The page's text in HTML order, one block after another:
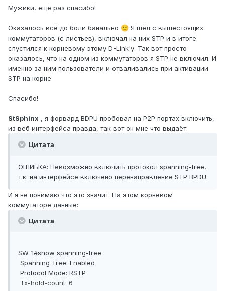
Мужики, ещё раз спасибо!
Оказалось всё до боли банально 🙂 Я шёл с вышестоящих
коммутаторов (с листьев), включал на них STP и в итоге
спустился к корневому этому D-Link'у. Так вот просто
оказалось, что на одном из коммутаторов я STP не включил. И
именно за ним пользователи и отваливались при активации
STP на корне.
Спасибо!
StSphinx , я форвард BDPU пробовал на P2P портах включить,
из веб интерфейса правда, так вот он мне что выдаёт:
Цитата
ОШИБКА: Невозможно включить протокол spanning-tree,
т.к. на интерфейсе включено перенаправление STP BPDU.
И я не понимаю что это значит. На этом корневом
коммутаторе данные:
Цитата
SW-1#show spanning-tree
Spanning Tree: Enabled
Protocol Mode: RSTP
Tx-hold-count: 6